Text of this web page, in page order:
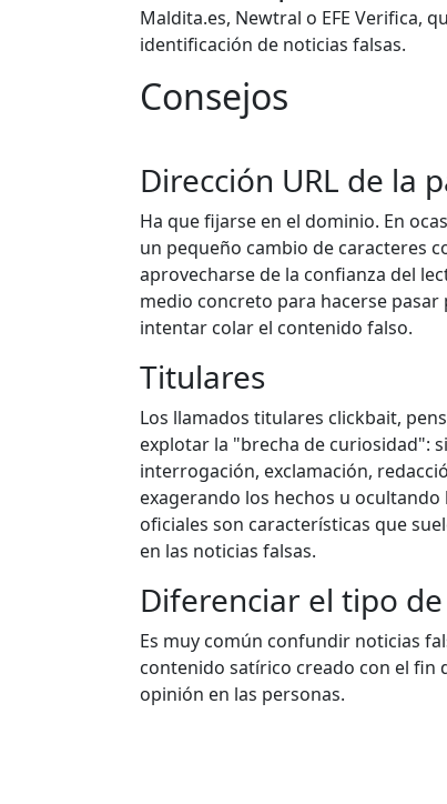
Maldita.es, Newtral o EFE Verifica,
identificación de noticias falsas.
Consejos
Dirección URL de la
Ha que fijarse en el dominio. En
un pequeño cambio de caracteres
aprovecharse de la confianza del
medio concreto para hacerse pasar
intentar colar el contenido falso.
Titulares
Los llamados titulares clickbait,
explotar la "brecha de curiosidad":
interrogación, exclamación,
exagerando los hechos u ocultando
oficiales son características que
en las noticias falsas.
Diferenciar el tipo
Es muy común confundir noticias
contenido satírico creado con el fin
opinión en las personas.